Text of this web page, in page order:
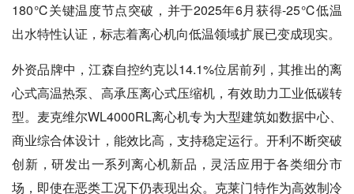
180℃关键温度节点突破，并于2025年6月获得-25℃低温
出水特性认证，标志着离心机向低温领域扩展已变成现实。
外资品牌中，江森自控约克以14.1%位居前列，其推出的离
心式高温热泵、高承压离心式压缩机，有效助力工业低碳转
型。麦克维尔WL4000RL离心机专为大型建筑如数据中心、
商业综合体设计，能效比高，支持稳定运行。开利不断突破
创新，研发出一系列离心机新品，灵活应用于各类细分市
场，即使在恶类工况下仍表现出众。克莱门特作为高效制冷